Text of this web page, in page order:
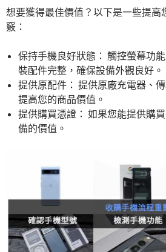
想要獲得最佳價值？以下是一些提高
竅：
保持手機良好狀態： 觸控螢幕功
裝配件完整，確保設備外觀良好。
提供原配件： 提供原廠充電器、
提高您的商品價值。
提供購買憑證： 如果您能提供購
備的價值。